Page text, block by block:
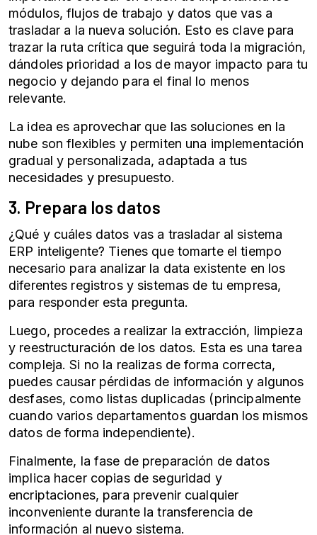
módulos, flujos de trabajo y datos que vas a
trasladar a la nueva solución. Esto es clave para
trazar la ruta crítica que seguirá toda la migración,
dándoles prioridad a los de mayor impacto para tu
negocio y dejando para el final lo menos
relevante.
La idea es aprovechar que las soluciones en la
nube son flexibles y permiten una implementación
gradual y personalizada, adaptada a tus
necesidades y presupuesto.
3. Prepara los datos
¿Qué y cuáles datos vas a trasladar al sistema
ERP inteligente? Tienes que tomarte el tiempo
necesario para analizar la data existente en los
diferentes registros y sistemas de tu empresa,
para responder esta pregunta.
Luego, procedes a realizar la extracción, limpieza
y reestructuración de los datos. Esta es una tarea
compleja. Si no la realizas de forma correcta,
puedes causar pérdidas de información y algunos
desfases, como listas duplicadas (principalmente
cuando varios departamentos guardan los mismos
datos de forma independiente).
Finalmente, la fase de preparación de datos
implica hacer copias de seguridad y
encriptaciones, para prevenir cualquier
inconveniente durante la transferencia de
información al nuevo sistema.